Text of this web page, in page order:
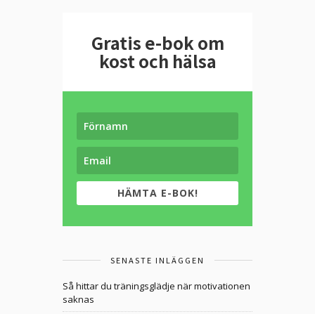
Gratis e-bok om
kost och hälsa
HÄMTA E-BOK!
SENASTE INLÄGGEN
Så hittar du träningsglädje när motivationen
saknas